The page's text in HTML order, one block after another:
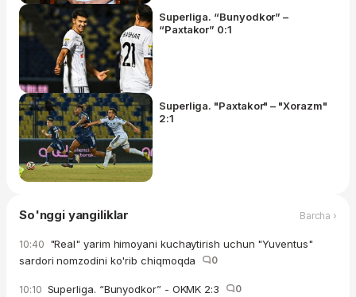
Superliga. “Bunyodkor” –
“Paxtakor” 0:1
Superliga. "Paxtakor" – "Xorazm"
2:1
So'nggi yangiliklar Barcha ›
10:40 "Real" yarim himoyani kuchaytirish uchun "Yuventus"
sardori nomzodini ko'rib chiqmoqda
0
10:10 Superliga. “Bunyodkor” - OKMK 2:3 0